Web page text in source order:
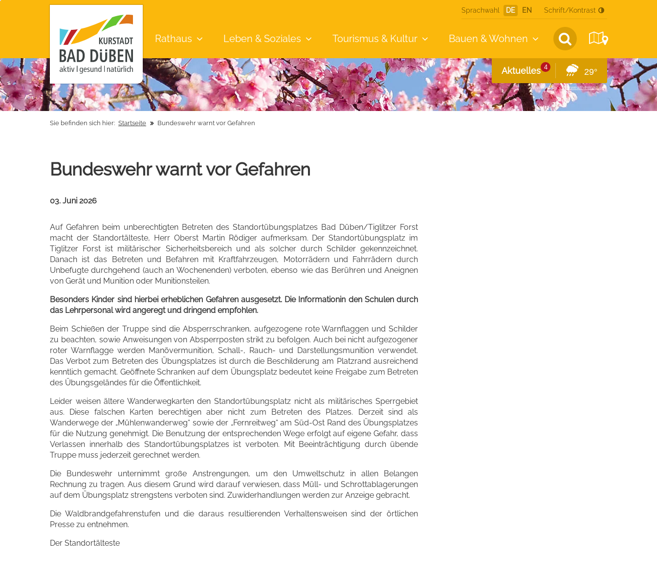
Sprachwahl DE EN Schrift/Kontrast
Aktuelles 4 29°
powered byopenweathermap.org
Rathaus Leben &Soziales Tourismus & Kultur Bauen &Wohnen
Sie befinden sich hier: Startseite Bundeswehr warnt vor Gefahren
Bundeswehr warnt vor Gefahren
03. Juni 2026
Auf Gefahren beim unberechtigten Betreten des Standortübungsplatzes Bad Düben/Tiglitzer Forst
macht der Standortälteste, Herr Oberst Martin Rödiger aufmerksam. Der Standortübungsplatz im
Tiglitzer Forst ist militärischer Sicherheitsbereich und als solcher durch Schilder gekennzeichnet.
Danach ist das Betreten und Befahren mit Kraftfahrzeugen, Motorrädern und Fahrrädern durch
Unbefugte durchgehend (auch an Wochenenden) verboten, ebenso wie das Berühren und Aneignen
von Gerät und Munition oder Munitionsteilen.
Besonders Kinder sind hierbei erheblichen Gefahren ausgesetzt. Die Informationin den Schulen durch
das Lehrpersonal wird angeregt und dringend empfohlen.
Beim Schießen der Truppe sind die Absperrschranken, aufgezogene rote Warnflaggen und Schilder
zu beachten, sowie Anweisungen von Absperrposten strikt zu befolgen. Auch bei nicht aufgezogener
roter Warnflagge werden Manövermunition, Schall-, Rauch- und Darstellungsmunition verwendet.
Das Verbot zum Betreten des Übungsplatzes ist durch die Beschilderung am Platzrand ausreichend
kenntlich gemacht. Geöffnete Schranken auf dem Übungsplatz bedeutet keine Freigabe zum Betreten
des Übungsgeländes für die Öffentlichkeit.
Leider weisen ältere Wanderwegkarten den Standortübungsplatz nicht als militärisches Sperrgebiet
aus. Diese falschen Karten berechtigen aber nicht zum Betreten des Platzes. Derzeit sind als
Wanderwege der „Mühlenwanderweg“ sowie der „Fernreitweg“ am Süd-Ost Rand des Übungsplatzes
für die Nutzung genehmigt. Die Benutzung der entsprechenden Wege erfolgt auf eigene Gefahr, dass
Verlassen innerhalb des Standortübungsplatzes ist verboten. Mit Beeinträchtigung durch übende
Truppe muss jederzeit gerechnet werden.
Die Bundeswehr unternimmt große Anstrengungen, um den Umweltschutz in allen Belangen
Rechnung zu tragen. Aus diesem Grund wird darauf verwiesen, dass Müll- und Schrottablagerungen
auf dem Übungsplatz strengstens verboten sind. Zuwiderhandlungen werden zur Anzeige gebracht.
Die Waldbrandgefahrenstufen und die daraus resultierenden Verhaltensweisen sind der örtlichen
Presse zu entnehmen.
Der Standortälteste